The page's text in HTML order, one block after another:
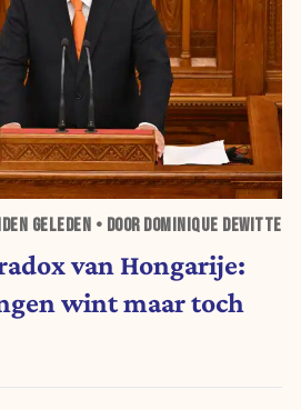
GELEDEN • DOOR DOMINIQUE DEWITTE
van Hongarije:
wint maar toch